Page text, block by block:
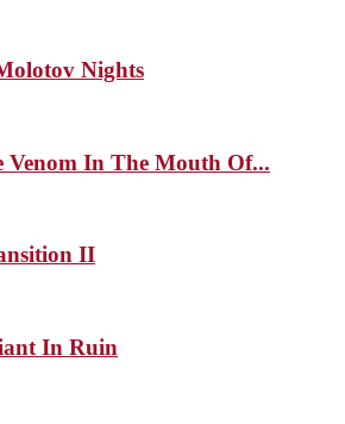
Nights
Venom In The Mouth Of...
II
In Ruin